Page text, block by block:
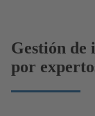
Gestión de
por